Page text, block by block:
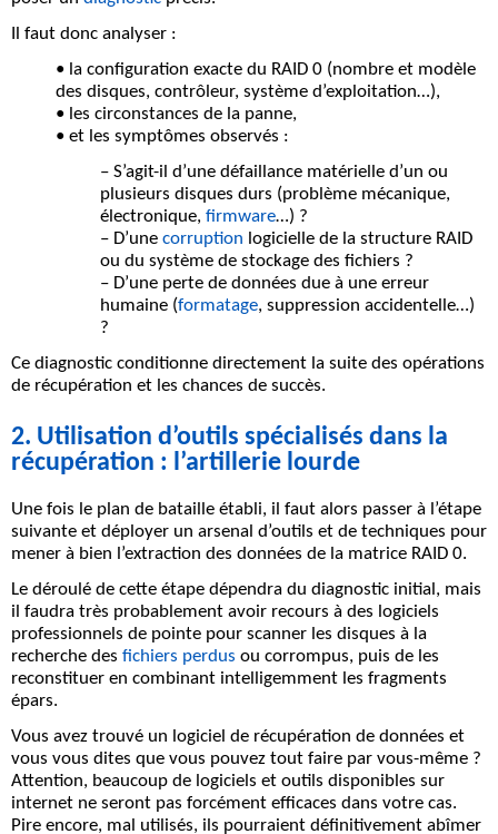
Il faut donc analyser :
• la configuration exacte du RAID 0 (nombre et modèle
des disques, contrôleur, système d’exploitation…),
• les circonstances de la panne,
• et les symptômes observés :
– S’agit-il d’une défaillance matérielle d’un ou
plusieurs disques durs (problème mécanique,
électronique, firmware…) ?
– D’une corruption logicielle de la structure RAID
ou du système de stockage des fichiers ?
– D’une perte de données due à une erreur
humaine (formatage, suppression accidentelle…)
?
Ce diagnostic conditionne directement la suite des opérations
de récupération et les chances de succès.
2. Utilisation d’outils spécialisés dans la
récupération : l’artillerie lourde
Une fois le plan de bataille établi, il faut alors passer à l’étape
suivante et déployer un arsenal d’outils et de techniques pour
mener à bien l’extraction des données de la matrice RAID 0.
Le déroulé de cette étape dépendra du diagnostic initial, mais
il faudra très probablement avoir recours à des logiciels
professionnels de pointe pour scanner les disques à la
recherche des fichiers perdus ou corrompus, puis de les
reconstituer en combinant intelligemment les fragments
épars.
Vous avez trouvé un logiciel de récupération de données et
vous vous dites que vous pouvez tout faire par vous-même ?
Attention, beaucoup de logiciels et outils disponibles sur
internet ne seront pas forcément efficaces dans votre cas.
Pire encore, mal utilisés, ils pourraient définitivement abîmer